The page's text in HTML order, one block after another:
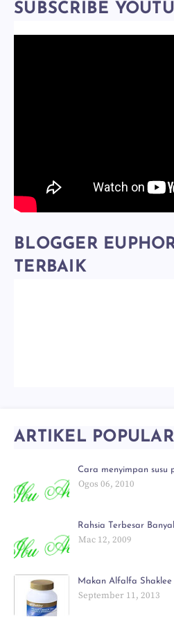
SUBSCRIBE
BLOGGER
TERBAIK
ARTIKEL POPULAR
Cara menyimpan susu
Ogos 06, 2010
Rahsia Terbesar
Mac 12, 2009
Makan Alfalfa Shaklee
September 11, 2013